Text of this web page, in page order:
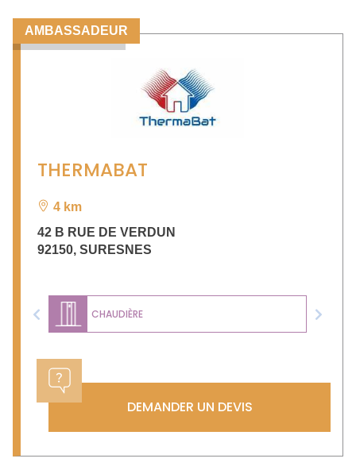
AMBASSADEUR
THERMABAT
4 km
42 B RUE DE VERDUN
92150, SURESNES
CHAUDIÈRE
Previous Next
DEMANDER UN DEVIS